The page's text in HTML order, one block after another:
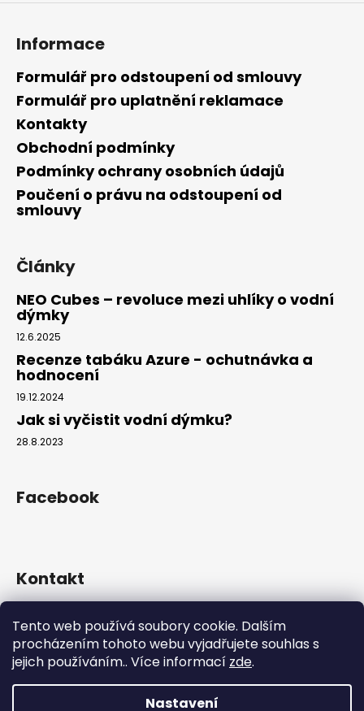
Tento web používá soubory cookie. Dalším
procházením tohoto webu vyjadřujete souhlas s
jejich používáním.. Více informací zde.
Nastavení
Informace
Formulář pro odstoupení od smlouvy
Formulář pro uplatnění reklamace
Kontakty
Obchodní podmínky
Podmínky ochrany osobních údajů
Poučení o právu na odstoupení od
smlouvy
Články
NEO Cubes – revoluce mezi uhlíky o vodní
dýmky
12.6.2025
Recenze tabáku Azure - ochutnávka a
hodnocení
19.12.2024
Jak si vyčistit vodní dýmku?
28.8.2023
Facebook
Kontakt
+420 739 522 572
hookah_gang.cz/